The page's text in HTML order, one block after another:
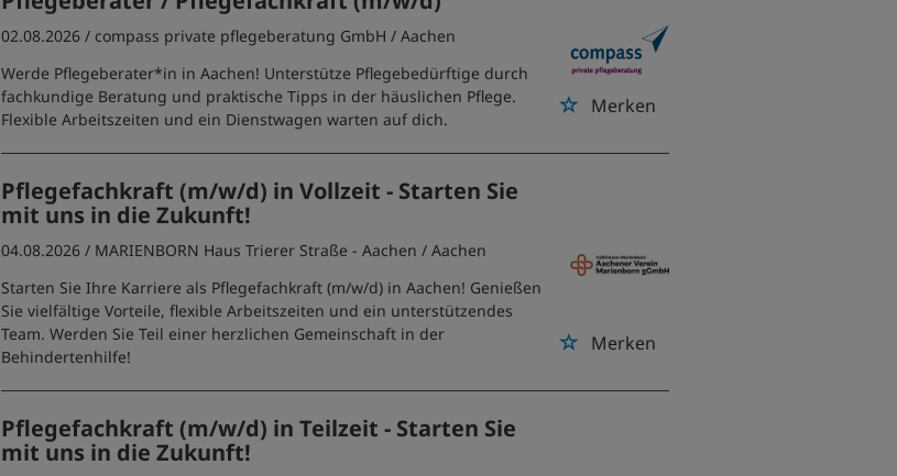
Merken
02.08.2026 / compass private pflegeberatung GmbH / Aachen
Werde Pflegeberater*in in Aachen! Unterstütze Pflegebedürftige durch
fachkundige Beratung und praktische Tipps in der häuslichen Pflege.
Flexible Arbeitszeiten und ein Dienstwagen warten auf dich.
Pflegefachkraft (m/w/d) in Vollzeit - Starten Sie
mit uns in die Zukunft!
Merken
04.08.2026 / MARIENBORN Haus Trierer Straße - Aachen / Aachen
Starten Sie Ihre Karriere als Pflegefachkraft (m/w/d) in Aachen! Genießen
Sie vielfältige Vorteile, flexible Arbeitszeiten und ein unterstützendes
Team. Werden Sie Teil einer herzlichen Gemeinschaft in der
Behindertenhilfe!
Pflegefachkraft (m/w/d) in Teilzeit - Starten Sie
mit uns in die Zukunft!